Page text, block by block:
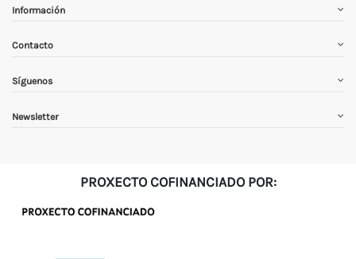
Información
Contacto
Síguenos
Newsletter
PROXECTO COFINANCIADO POR: